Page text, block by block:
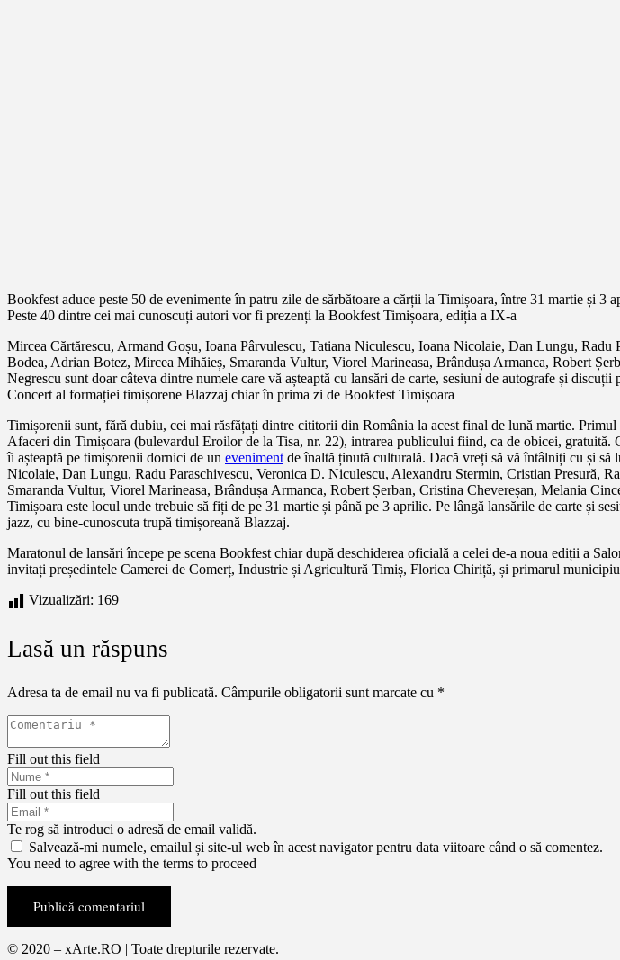
Bookfest aduce peste 50 de evenimente în patru zile de sărbătoare a cărții la Timișoara, între 31 martie și 3
Peste 40 dintre cei mai cunoscuți autori vor fi prezenți la Bookfest Timișoara, ediția a IX-a
Mircea Cărtărescu, Armand Goșu, Ioana Pârvulescu, Tatiana Niculescu, Ioana Nicolaie, Dan Lungu,
Bodea, Adrian Botez, Mircea Mihăieș, Smaranda Vultur, Viorel Marineasa, Brândușa Armanca, Robert
Negrescu sunt doar câteva dintre numele care vă așteaptă cu lansări de carte, sesiuni de autografe și
Concert al formației timișorene Blazzaj chiar în prima zi de Bookfest Timișoara
Timișorenii sunt, fără dubiu, cei mai răsfățați dintre cititorii din România la acest final de lună martie.
Afaceri din Timișoara (bulevardul Eroilor de la Tisa, nr. 22), intrarea publicului fiind, ca de obicei,
îi așteaptă pe timișorenii dornici de un eveniment de înaltă ținută culturală. Dacă vreți să vă întâlniți cu și
Nicolaie, Dan Lungu, Radu Paraschivescu, Veronica D. Niculescu, Alexandru Stermin, Cristian Presură,
Smaranda Vultur, Viorel Marineasa, Brândușa Armanca, Robert Șerban, Cristina Chevereșan, Melania
Timișoara este locul unde trebuie să fiți de pe 31 martie și până pe 3 aprilie. Pe lângă lansările de carte și
jazz, cu bine-cunoscuta trupă timișoreană Blazzaj.
Maratonul de lansări începe pe scena Bookfest chiar după deschiderea oficială a celei de-a noua ediții a
invitați președintele Camerei de Comerț, Industrie și Agricultură Timiș, Florica Chiriță, și primarul
Vizualizări: 169
Lasă un răspuns
Adresa ta de email nu va fi publicată. Câmpurile obligatorii sunt marcate cu *
Fill out this field
Fill out this field
Te rog să introduci o adresă de email validă.
Salvează-mi numele, emailul și site-ul web în acest navigator pentru data viitoare când o să comentez.
You need to agree with the terms to proceed
Publică comentariul
© 2020 – xArte.RO | Toate drepturile rezervate.